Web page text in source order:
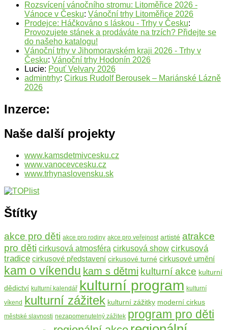
Rozsvícení vánočního stromu: Litoměřice 2026 -
Vánoce v Česku: Vánoční trhy Litoměřice 2026
Prodejce: Háčkováno s láskou - Trhy v Česku:
Provozujete stánek a prodáváte na trzích? Přidejte se
do našeho katalogu!
Vánoční trhy v Jihomoravském kraji 2026 - Trhy v
Česku: Vánoční trhy Hodonín 2026
Lucie: Pouť Velvary 2026
admintrhy: Cirkus Rudolf Berousek – Mariánské Lázně
2026
Inzerce:
Naše další projekty
www.kamsdetmivcesku.cz
www.vanocevcesku.cz
www.trhynaslovensku.sk
Štítky
akce pro děti akce pro rodiny akce pro veřejnost artisté atrakce
pro děti cirkusová atmosféra cirkusová show cirkusová
tradice cirkusové představení cirkusové turné cirkusové umění
kam o víkendu kam s dětmi kulturní akce kulturní
dědictví kulturní kalendář kulturní program kulturní
víkend kulturní zážitek kulturní zážitky moderní cirkus
městské slavnosti nezapomenutelný zážitek program pro děti